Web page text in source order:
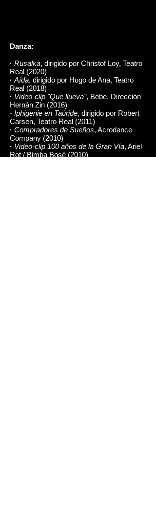
Danza:
· Rusalka, dirigido por Christof Loy, Teatro
Real (2020)
· Aída, dirigido por Hugo de Ana, Teatro
Real (2018)
· Video-clip "Que llueva", Bebe. Dirección
Hernán Zin (2016)
· Iphigenie en Taúride, dirigido por Robert
Carsen, Teatro Real (2011)
· Compradores de Sueños, Acrodance
Company (2010)
· Video-clip 100 años de la Gran Vía, Ariel
Rot / Bimba Bosé (2010)